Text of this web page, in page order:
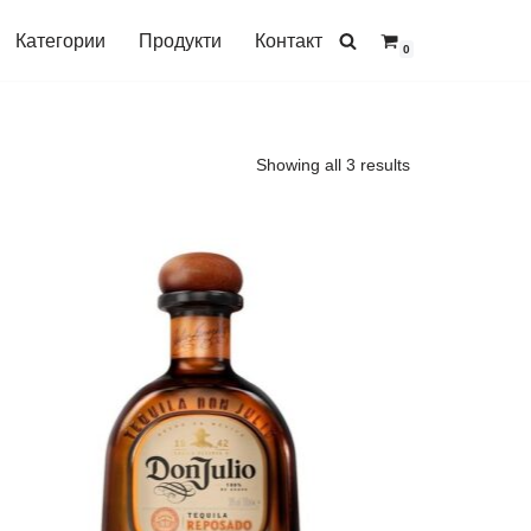
Категории Продукти Контакт 0
Showing all 3 results